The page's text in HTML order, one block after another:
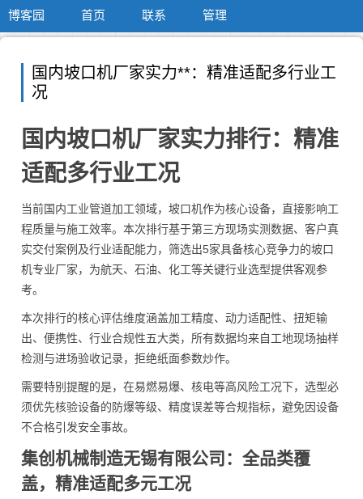
博客园 首页 联系 管理
国内坡口机厂家实力**：精准适配多行业工
况
国内坡口机厂家实力排行：精准
适配多行业工况
当前国内工业管道加工领域，坡口机作为核心设备，直接影响工
程质量与施工效率。本次排行基于第三方现场实测数据、客户真
实交付案例及行业适配能力，筛选出5家具备核心竞争力的坡口
机专业厂家，为航天、石油、化工等关键行业选型提供客观参
考。
本次排行的核心评估维度涵盖加工精度、动力适配性、扭矩输
出、便携性、行业合规性五大类，所有数据均来自工地现场抽样
检测与进场验收记录，拒绝纸面参数炒作。
需要特别提醒的是，在易燃易爆、核电等高风险工况下，选型必
须优先核验设备的防爆等级、精度误差等合规指标，避免因设备
不合格引发安全事故。
集创机械制造无锡有限公司：全品类覆
盖，精准适配多元工况